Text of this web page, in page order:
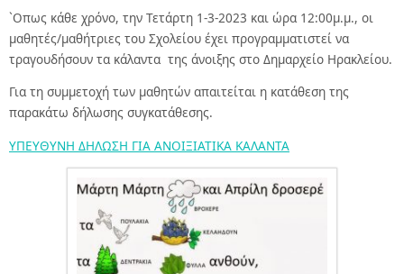
`Οπως κάθε χρόνο, την Τετάρτη 1-3-2023 και ώρα 12:00μ.μ., οι
μαθητές/μαθήτριες του Σχολείου έχει προγραμματιστεί να
τραγουδήσουν τα κάλαντα της άνοιξης στο Δημαρχείο Ηρακλείου.
Για τη συμμετοχή των μαθητών απαιτείται η κατάθεση της
παρακάτω δήλωσης συγκατάθεσης.
ΥΠΕΥΘΥΝΗ ΔΗΛΩΣΗ ΓΙΑ ΑΝΟΙΞΙΑΤΙΚΑ ΚΑΛΑΝΤΑ